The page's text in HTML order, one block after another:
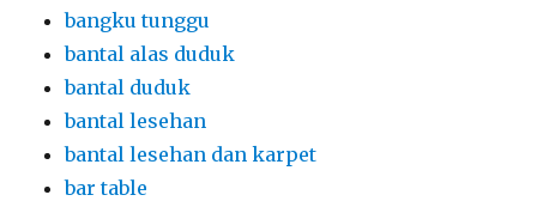
bangku tunggu
bantal alas duduk
bantal duduk
bantal lesehan
bantal lesehan dan karpet
bar table